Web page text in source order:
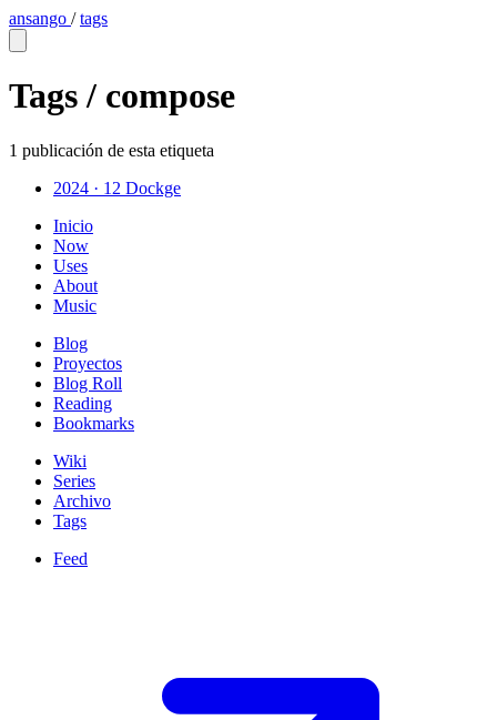
ansango /tags
Tags / compose
1 publicación de esta etiqueta
2024 · 12 Dockge
Inicio
Now
Uses
About
Music
Blog
Proyectos
Blog Roll
Reading
Bookmarks
Wiki
Series
Archivo
Tags
Feed